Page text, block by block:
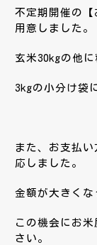
不定期開催の
用意しました。
玄米30kgの他
3kgの小分け袋
また、お支払
応しました。
金額が大きくな
この機会にお
さい。